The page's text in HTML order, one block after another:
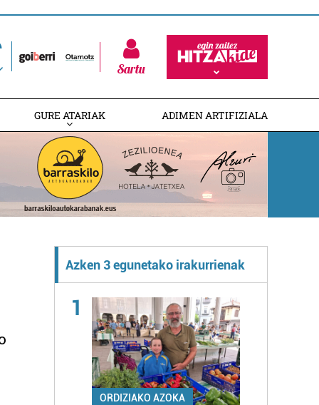
Sartu
GURE ATARIAK ADIMEN ARTIFIZIALA
Azken 3 egunetako irakurrienak
1
ORDIZIAKO AZOKA